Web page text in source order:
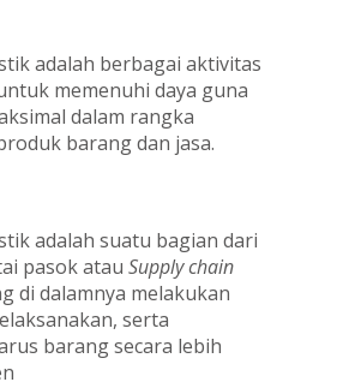
adalah berbagai aktivitas
memenuhi daya guna
dalam rangka
barang dan jasa.
adalah suatu bagian dari
pasok atau Supply chain
di dalamnya melakukan
serta
barang secara lebih